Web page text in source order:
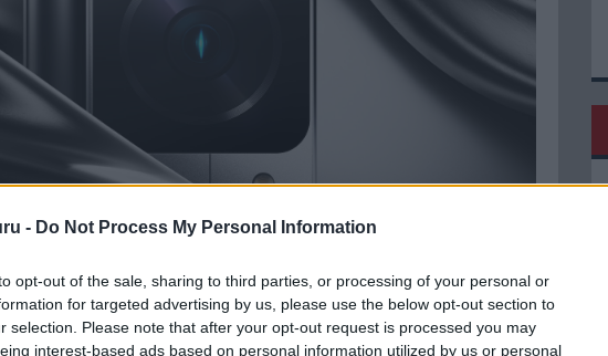
- Do Not Process My Personal Information
opt-out of the sale, sharing to third parties, or processing of your personal or
for targeted advertising by us, please use the below opt-out section to
selection. Please note that after your opt-out request is processed you may
interest-based ads based on personal information utilized by us or personal